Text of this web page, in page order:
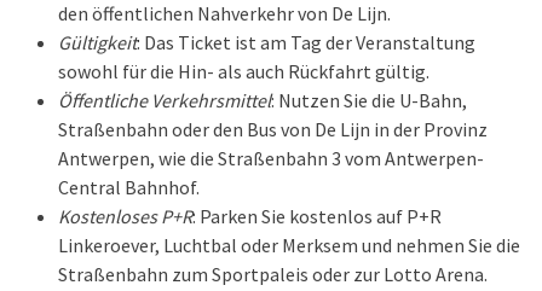
den öffentlichen Nahverkehr von De Lijn.
Gültigkeit: Das Ticket ist am Tag der Veranstaltung
sowohl für die Hin- als auch Rückfahrt gültig.
Öffentliche Verkehrsmittel: Nutzen Sie die U-Bahn,
Straßenbahn oder den Bus von De Lijn in der Provinz
Antwerpen, wie die Straßenbahn 3 vom Antwerpen-
Central Bahnhof.
Kostenloses P+R: Parken Sie kostenlos auf P+R
Linkeroever, Luchtbal oder Merksem und nehmen Sie die
Straßenbahn zum Sportpaleis oder zur Lotto Arena.